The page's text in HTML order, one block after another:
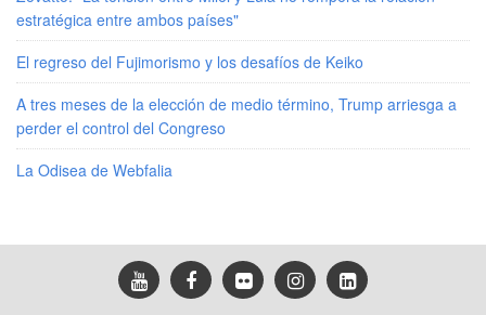
estratégica entre ambos países"
El regreso del Fujimorismo y los desafíos de Keiko
A tres meses de la elección de medio término, Trump arriesga a
perder el control del Congreso
La Odisea de Webfalia